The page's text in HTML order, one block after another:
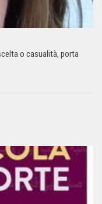
o casualità, porta